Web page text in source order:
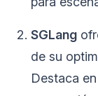
SGLang
de su
Destaca